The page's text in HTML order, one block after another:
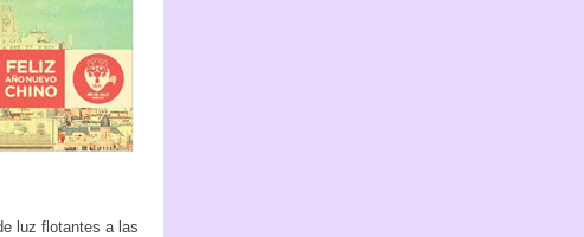
luz flotantes a las